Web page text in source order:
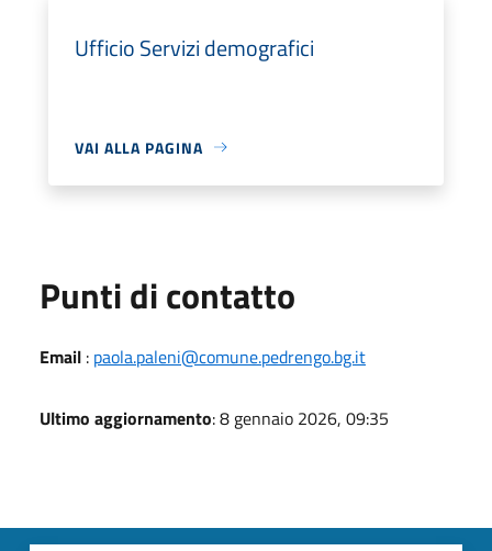
Ufficio Servizi demografici
VAI ALLA PAGINA
Punti di contatto
Email : paola.paleni@comune.pedrengo.bg.it
Ultimo aggiornamento: 8 gennaio 2026, 09:35